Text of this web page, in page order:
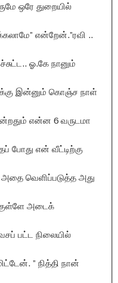
ஒரே துறையில்
என்றேன்.”ரவி ..
ஓ.கே நானும்
இன்னும் கொஞ்ச நாள்
என்ன 6 வருடமா
போது என் வீட்டிற்கு
அதை வெளிப்படுத்த அது
அடைக்
பட்ட நிலையில்
” நித்தி நான்